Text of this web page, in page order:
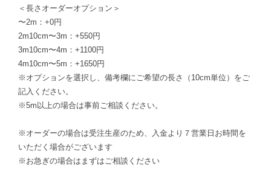
＜長さオーダーオプション＞
〜2m：+0円
2m10cm〜3m：+550円
3m10cm〜4m：+1100円
4m10cm〜5m：+1650円
※オプションを選択し、備考欄にご希望の長さ（10cm単位）をご
記入ください。
※5m以上の場合は事前ご相談ください。
※オーダーの場合は受注生産のため、入金より７営業日お時間を
いただく場合がございます
※お急ぎの場合はまずはご相談ください